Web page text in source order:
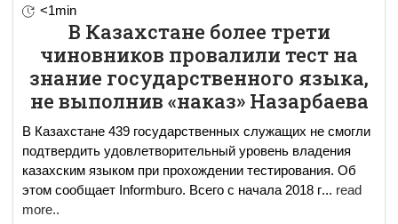
<1min
В Казахстане более трети
чиновников провалили тест на
знание государственного языка,
не выполнив «наказ» Назарбаева
В Казахстане 439 государственных служащих не смогли
подтвердить удовлетворительный уровень владения
казахским языком при прохождении тестирования. Об
этом сообщает Informburo. Всего с начала 2018 г... read
more..